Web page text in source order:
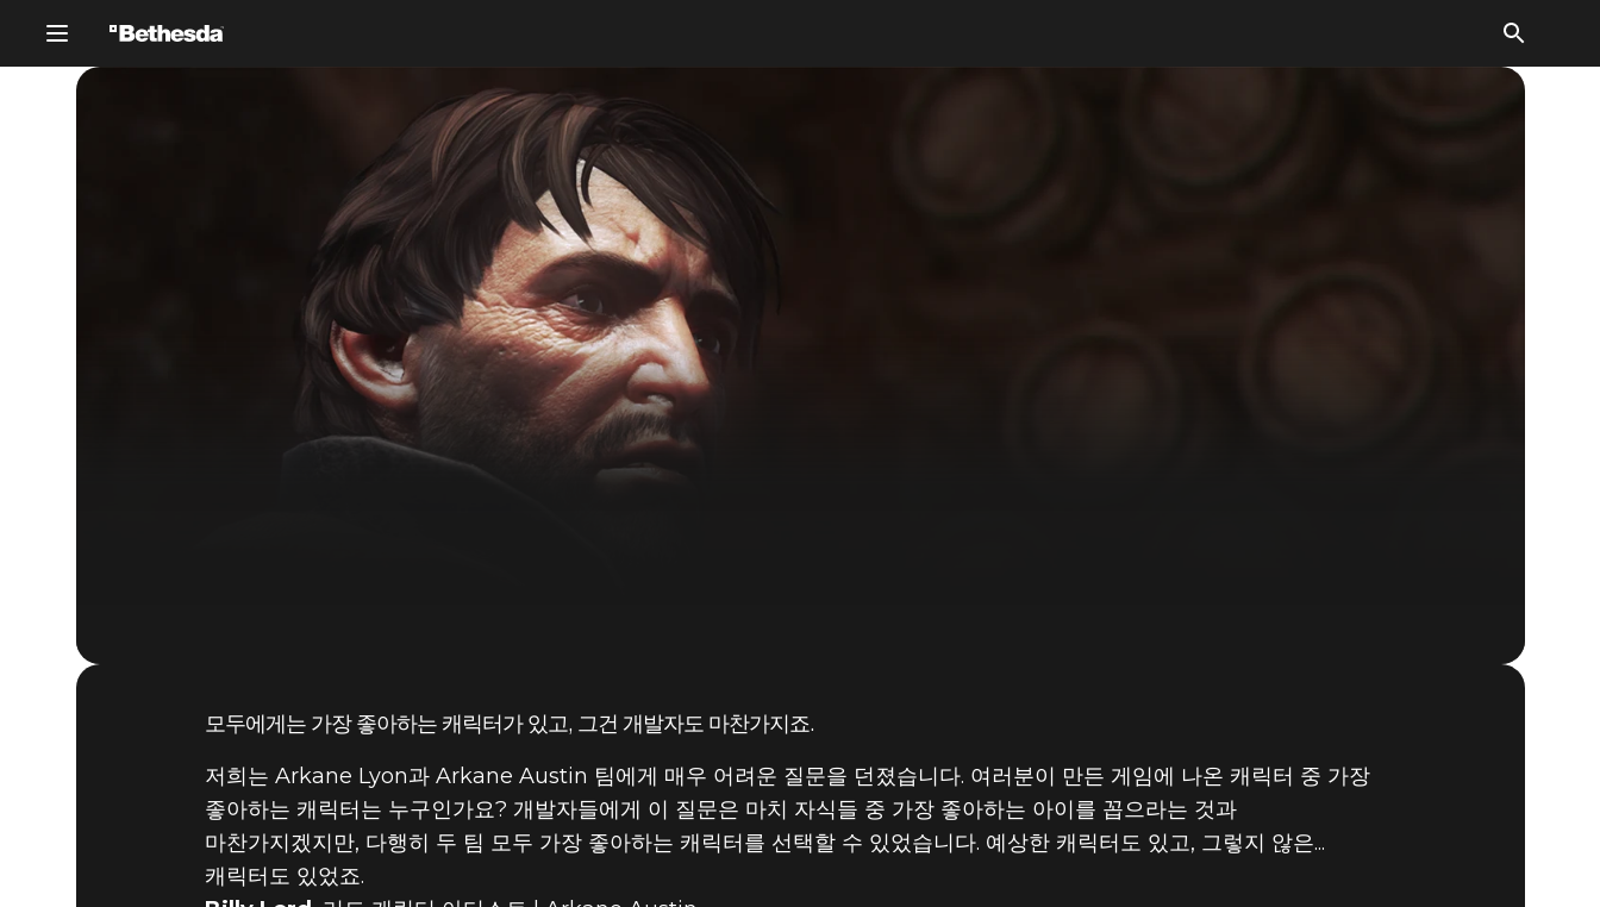
2020년 8월 10일
ARKANE이 선정한 최애 캐릭터
모두에게는 가장 좋아하는 캐릭터가 있고, 그건 개발자도 마찬가지죠.
저희는 Arkane Lyon과 Arkane Austin 팀에게 매우 어려운 질문을 던졌습니다. 여러분이 만든 게임에 나온 캐릭터 중 가장
좋아하는 캐릭터는 누구인가요? 개발자들에게 이 질문은 마치 자식들 중 가장 좋아하는 아이를 꼽으라는 것과
마찬가지겠지만, 다행히 두 팀 모두 가장 좋아하는 캐릭터를 선택할 수 있었습니다. 예상한 캐릭터도 있고, 그렇지 않은...
캐릭터도 있었죠.